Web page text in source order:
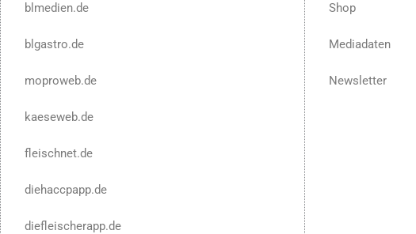
blmedien.de
blgastro.de
moproweb.de
kaeseweb.de
fleischnet.de
diehaccpapp.de
diefleischerapp.de
Shop
Mediadaten
Newsletter